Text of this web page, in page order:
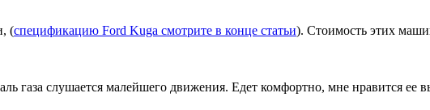
(спецификацию Ford Kuga смотрите в конце статьи). Стоимость этих
газа слушается малейшего движения. Едет комфортно, мне нравится ее